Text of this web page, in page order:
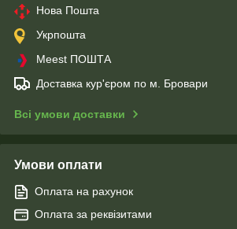
Нова Пошта
Укрпошта
Meest ПОШТА
Доставка кур'єром по м. Бровари
Всі умови доставки
Умови оплати
Оплата на рахунок
Оплата за реквізитами